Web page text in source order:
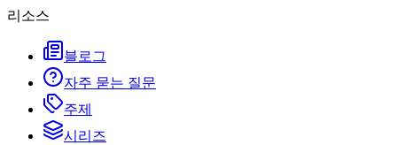
리소스
블로그
자주 묻는 질문
주제
시리즈